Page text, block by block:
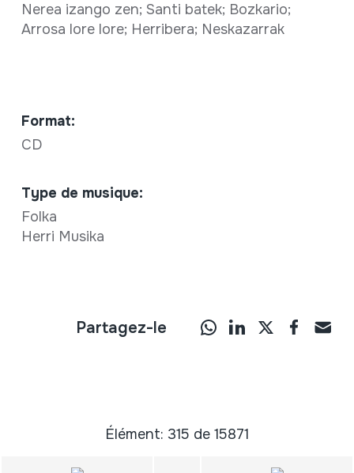
Nerea izango zen; Santi batek; Bozkario;
Arrosa lore lore; Herribera; Neskazarrak
Format:
CD
Type de musique:
Folka
Herri Musika
Partagez-le
Élément: 315 de 15871